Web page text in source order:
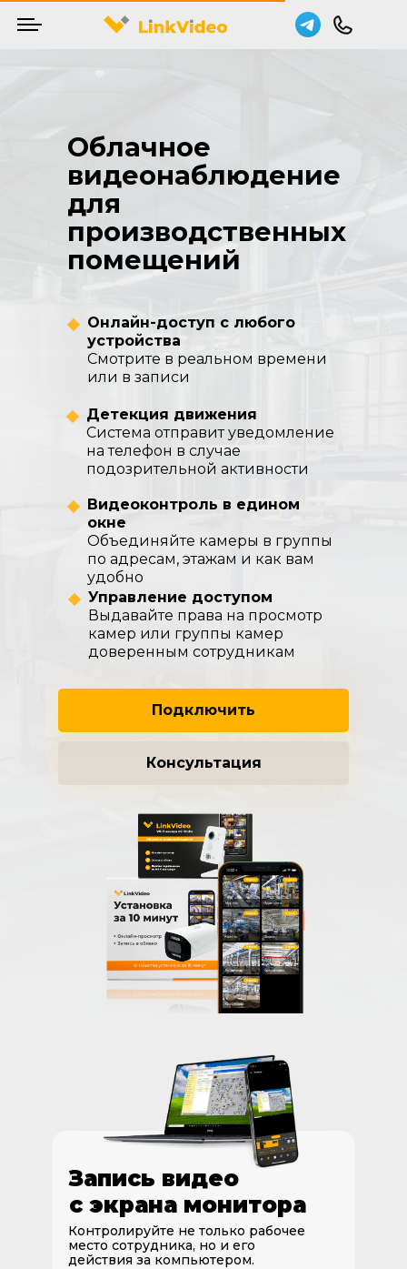
Управление доступом
Выдавайте права на просмотр
камер или группы камер
доверенным сотрудникам
Видеоконтроль в едином
окне
Объединяйте камеры в группы
по адресам, этажам и как вам
удобно
Детекция движения
Система отправит уведомление
на телефон в случае
подозрительной активности
Онлайн-доступ с любого
устройства
Смотрите в реальном времени
или в записи
Облачное
видеонаблюдение
для
производственных
помещений
Консультация
Подключить
Запись видео
с экрана монитора
Контролируйте не только рабочее
место сотрудника, но и его
действия за компьютером.